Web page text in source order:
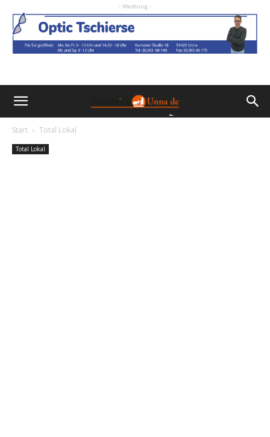
- Werbung -
Start Total Lokal
Total Lokal